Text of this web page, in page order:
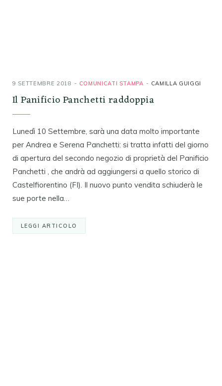
9 SETTEMBRE 2018 COMUNICATI STAMPA CAMILLA GUIGGI
Il Panificio Panchetti raddoppia
Lunedì 10 Settembre, sarà una data molto importante
per Andrea e Serena Panchetti: si tratta infatti del giorno
di apertura del secondo negozio di proprietà del Panificio
Panchetti , che andrà ad aggiungersi a quello storico di
Castelfiorentino (FI). Il nuovo punto vendita schiuderà le
sue porte nella…
LEGGI ARTICOLO